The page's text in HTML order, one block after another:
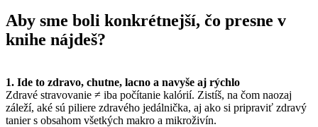
Aby sme boli konkrétnejší, čo presne v
knihe nájdeš?
1. Ide to zdravo, chutne, lacno a navyše aj rýchlo
Zdravé stravovanie ≠ iba počítanie kalórií. Zistíš, na čom naozaj
záleží, aké sú piliere zdravého jedálnička, aj ako si pripraviť zdravý
tanier s obsahom všetkých makro a mikroživín.